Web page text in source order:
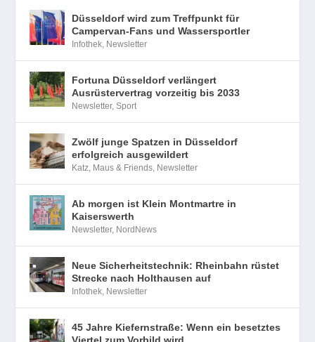
Düsseldorf wird zum Treffpunkt für
Campervan-Fans und Wassersportler
Infothek, Newsletter
Fortuna Düsseldorf verlängert
Ausrüstervertrag vorzeitig bis 2033
Newsletter,Sport
Zwölf junge Spatzen in Düsseldorf
erfolgreich ausgewildert
Katz, Maus & Friends, Newsletter
Ab morgen ist Klein Montmartre in
Kaiserswerth
Newsletter, NordNews
Neue Sicherheitstechnik: Rheinbahn rüstet
Strecke nach Holthausen auf
Infothek, Newsletter
45 Jahre Kiefernstraße: Wenn ein besetztes